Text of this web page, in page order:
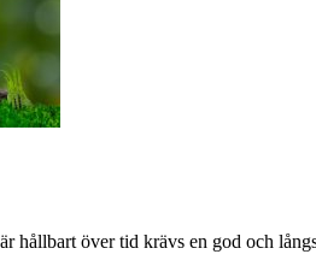
hållbart över tid krävs en god och